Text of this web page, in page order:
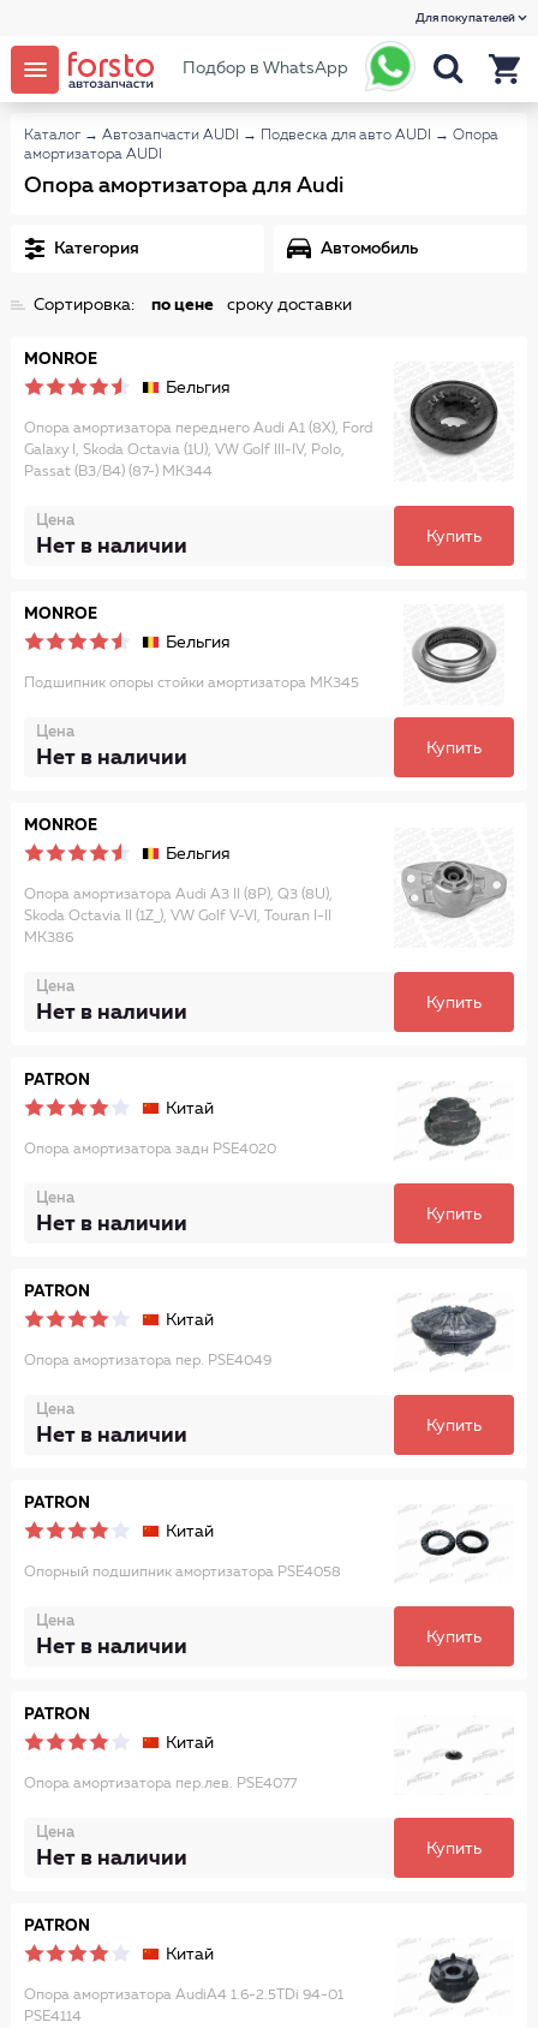
Для покупателей
Подбор в WhatsApp
Каталог → Автозапчасти AUDI → Подвеска для авто AUDI → Опора
амортизатора AUDI
Опора амортизатора для Audi
Категория Автомобиль
Сортировка: по цене сроку доставки
MONROE
Бельгия
Опора амортизатора переднего Audi A1 (8X), Ford
Galaxy I, Skoda Octavia (1U), VW Golf III-IV, Polo,
Passat (B3/B4) (87-) MK344
Цена
Нет в наличии Купить
MONROE
Бельгия
Подшипник опоры стойки амортизатора MK345
Цена
Нет в наличии Купить
MONROE
Бельгия
Опора амортизатора Audi A3 II (8P), Q3 (8U),
Skoda Octavia II (1Z_), VW Golf V-VI, Touran I-II
MK386
Цена
Нет в наличии Купить
PATRON
Китай
Опора амортизатора задн PSE4020
Цена
Нет в наличии Купить
PATRON
Китай
Опора амортизатора пер. PSE4049
Цена
Нет в наличии Купить
PATRON
Китай
Опорный подшипник амортизатора PSE4058
Цена
Нет в наличии Купить
PATRON
Китай
Опора амортизатора пер.лев. PSE4077
Цена
Нет в наличии Купить
PATRON
Китай
Опора амортизатора AudiA4 1.6-2.5TDi 94-01
PSE4114